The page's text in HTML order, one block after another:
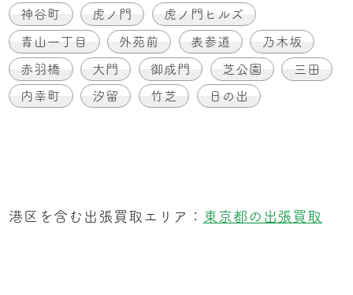
神谷町 虎ノ門 虎ノ門ヒルズ
青山一丁目 外苑前 表参道 乃木坂
赤羽橋 大門 御成門 芝公園 三田
内幸町 汐留 竹芝 日の出
港区を含む出張買取エリア： 東京都の出張買取